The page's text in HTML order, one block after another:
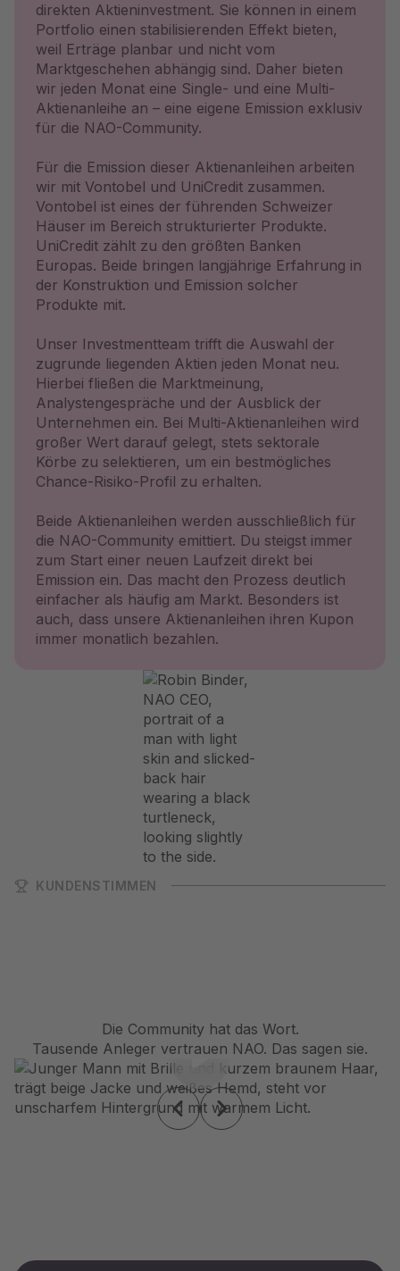
direkten Aktieninvestment. Sie können in einem
Portfolio einen stabilisierenden Effekt bieten,
weil Erträge planbar und nicht vom
Marktgeschehen abhängig sind. Daher bieten
wir jeden Monat eine Single- und eine Multi-
Aktienanleihe an – eine eigene Emission exklusiv
für die NAO-Community.
Für die Emission dieser Aktienanleihen arbeiten
wir mit Vontobel und UniCredit zusammen.
Vontobel ist eines der führenden Schweizer
Häuser im Bereich strukturierter Produkte.
UniCredit zählt zu den größten Banken
Europas. Beide bringen langjährige Erfahrung in
der Konstruktion und Emission solcher
Produkte mit.
Unser Investmentteam trifft die Auswahl der
zugrunde liegenden Aktien jeden Monat neu.
Hierbei fließen die Marktmeinung,
Analystengespräche und der Ausblick der
Unternehmen ein. Bei Multi-Aktienanleihen wird
großer Wert darauf gelegt, stets sektorale
Körbe zu selektieren, um ein bestmögliches
Chance-Risiko-Profil zu erhalten.
Beide Aktienanleihen werden ausschließlich für
die NAO-Community emittiert. Du steigst immer
zum Start einer neuen Laufzeit direkt bei
Emission ein. Das macht den Prozess deutlich
einfacher als häufig am Markt. Besonders ist
auch, dass unsere Aktienanleihen ihren Kupon
immer monatlich bezahlen.
KUNDENSTIMMEN
Die Community hat das Wort.
Tausende Anleger vertrauen NAO. Das sagen sie.